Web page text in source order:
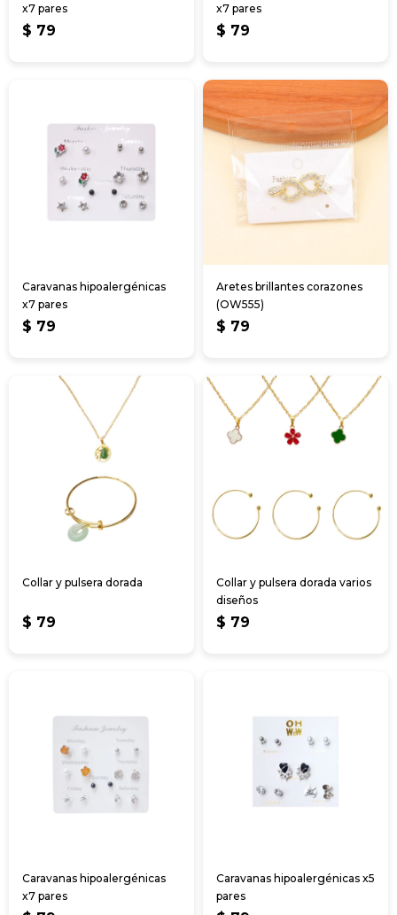
x7 pares
$ 79
x7 pares
$ 79
Caravanas hipoalergénicas
x7 pares
$ 79
Aretes brillantes corazones
(OW555)
$ 79
Collar y pulsera dorada
$ 79
Collar y pulsera dorada varios
diseños
$ 79
Caravanas hipoalergénicas
x7 pares
Caravanas hipoalergénicas x5
pares